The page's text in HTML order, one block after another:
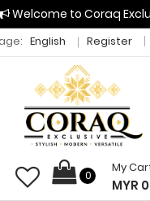
Welcome to Coraq
English Register
0
My
MYR